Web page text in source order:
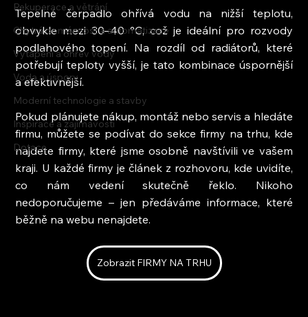
Rekuperace a větrání
Chytrá domácnost a automatizace
Vytápění a ohřev vody
Voda a úspory
Moderní technologie a stavby
Inspirace a zajímavosti
Dotace
Tepelné čerpadlo ohřívá vodu na nižší teplotu,
obvykle mezi 30–40 °C, což je ideální pro rozvody
podlahového topení. Na rozdíl od radiátorů, které
potřebují teploty vyšší, je tato kombinace úspornější
a efektivnější.
Pokud plánujete nákup, montáž nebo servis a hledáte
firmu, můžete se podívat do sekce firmy na trhu, kde
najdete firmy, které jsme osobně navštívili ve vašem
kraji. U každé firmy je článek z rozhovoru, kde uvidíte,
co nám vedení skutečně řeklo. Nikoho
nedoporučujeme – jen předáváme informace, které
běžně na webu nenajdete.
Zobrazit FIRMY NA TRHU